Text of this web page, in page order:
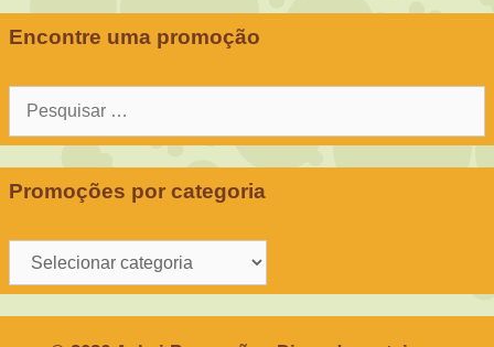
Encontre uma promoção
Promoções por categoria
Promoções
por